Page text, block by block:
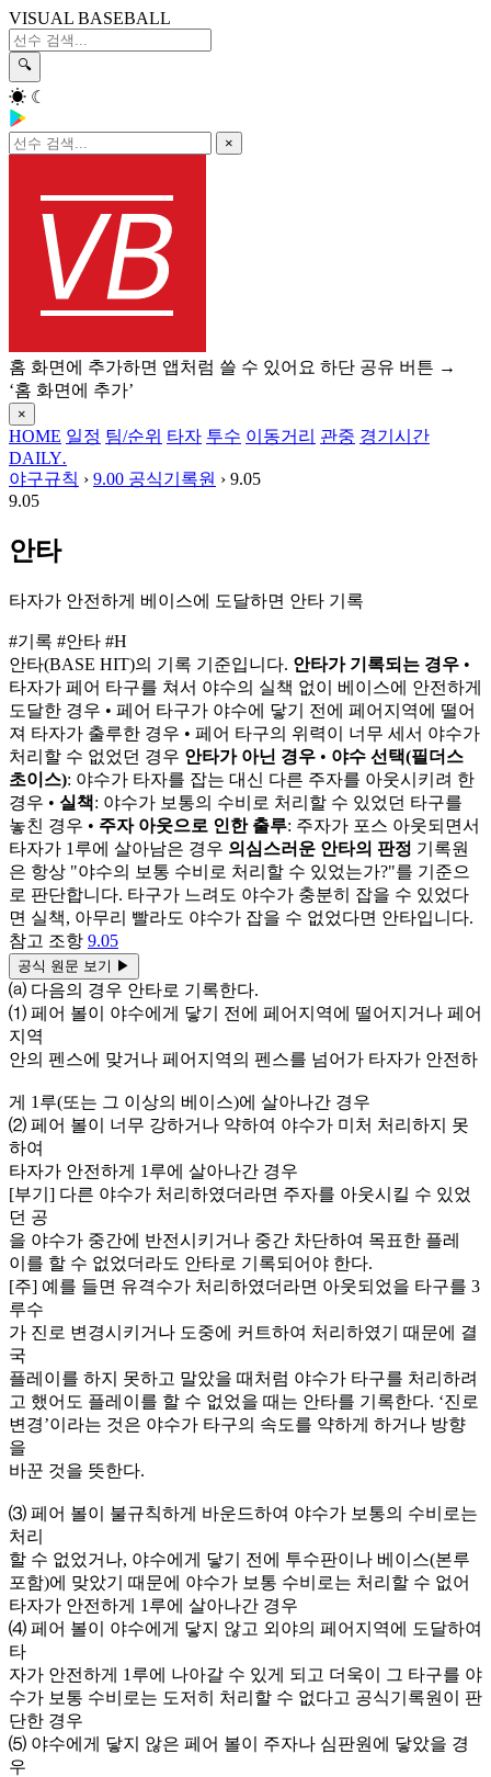
VISUAL BASEBALL
🔍
☀ ☾
×
홈 화면에 추가하면 앱처럼 쓸 수 있어요 하단 공유 버튼 →
‘홈 화면에 추가’
×
HOME 일정 팀/순위 타자 투수 이동거리 관중 경기시간
DAILY.
야구규칙 › 9.00 공식기록원 › 9.05
9.05
안타
타자가 안전하게 베이스에 도달하면 안타 기록
#기록 #안타 #H
안타(BASE HIT)의 기록 기준입니다. 안타가 기록되는 경우 •
타자가 페어 타구를 쳐서 야수의 실책 없이 베이스에 안전하게
도달한 경우 • 페어 타구가 야수에 닿기 전에 페어지역에 떨어
져 타자가 출루한 경우 • 페어 타구의 위력이 너무 세서 야수가
처리할 수 없었던 경우 안타가 아닌 경우 • 야수 선택(필더스
초이스): 야수가 타자를 잡는 대신 다른 주자를 아웃시키려 한
경우 • 실책: 야수가 보통의 수비로 처리할 수 있었던 타구를
놓친 경우 • 주자 아웃으로 인한 출루: 주자가 포스 아웃되면서
타자가 1루에 살아남은 경우 의심스러운 안타의 판정 기록원
은 항상 "야수의 보통 수비로 처리할 수 있었는가?"를 기준으
로 판단합니다. 타구가 느려도 야수가 충분히 잡을 수 있었다
면 실책, 아무리 빨라도 야수가 잡을 수 없었다면 안타입니다.
참고 조항 9.05
공식 원문 보기 ▶
⒜ 다음의 경우 안타로 기록한다.
⑴ 페어 볼이 야수에게 닿기 전에 페어지역에 떨어지거나 페어
지역
안의 펜스에 맞거나 페어지역의 펜스를 넘어가 타자가 안전하
게 1루(또는 그 이상의 베이스)에 살아나간 경우
⑵ 페어 볼이 너무 강하거나 약하여 야수가 미처 처리하지 못
하여
타자가 안전하게 1루에 살아나간 경우
[부기] 다른 야수가 처리하였더라면 주자를 아웃시킬 수 있었
던 공
을 야수가 중간에 반전시키거나 중간 차단하여 목표한 플레
이를 할 수 없었더라도 안타로 기록되어야 한다.
[주] 예를 들면 유격수가 처리하였더라면 아웃되었을 타구를 3
루수
가 진로 변경시키거나 도중에 커트하여 처리하였기 때문에 결
국
플레이를 하지 못하고 말았을 때처럼 야수가 타구를 처리하려
고 했어도 플레이를 할 수 없었을 때는 안타를 기록한다. ‘진로
변경’이라는 것은 야수가 타구의 속도를 약하게 하거나 방향
을
바꾼 것을 뜻한다.
⑶ 페어 볼이 불규칙하게 바운드하여 야수가 보통의 수비로는
처리
할 수 없었거나, 야수에게 닿기 전에 투수판이나 베이스(본루
포함)에 맞았기 때문에 야수가 보통 수비로는 처리할 수 없어
타자가 안전하게 1루에 살아나간 경우
⑷ 페어 볼이 야수에게 닿지 않고 외야의 페어지역에 도달하여
타
자가 안전하게 1루에 나아갈 수 있게 되고 더욱이 그 타구를 야
수가 보통 수비로는 도저히 처리할 수 없다고 공식기록원이 판
단한 경우
⑸ 야수에게 닿지 않은 페어 볼이 주자나 심판원에 닿았을 경
우